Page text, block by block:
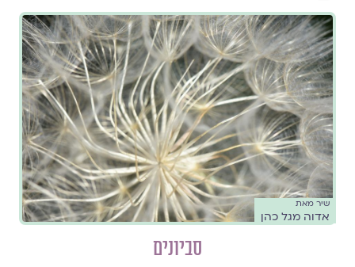
שיר מאת
אדוה מגל כהן
סביונים